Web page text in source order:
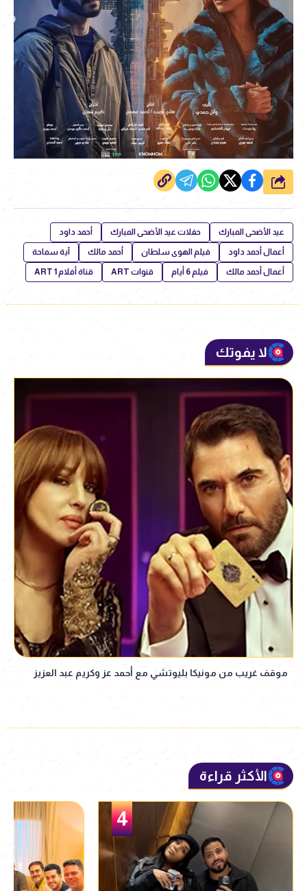
شارك
عيد الأضحى المبارك حفلات عيد الأضحى المبارك أحمد داود
أعمال أحمد داود فيلم الهوى سلطان أحمد مالك آية سماحة
أعمال أحمد مالك فيلم 6 أيام قنوات ART قناة أفلام 1 ART
لا يفوتك
موقف غريب من مونيكا بليوتشي مع أحمد عز وكريم عبد العزيز
الأكثر قراءة
5